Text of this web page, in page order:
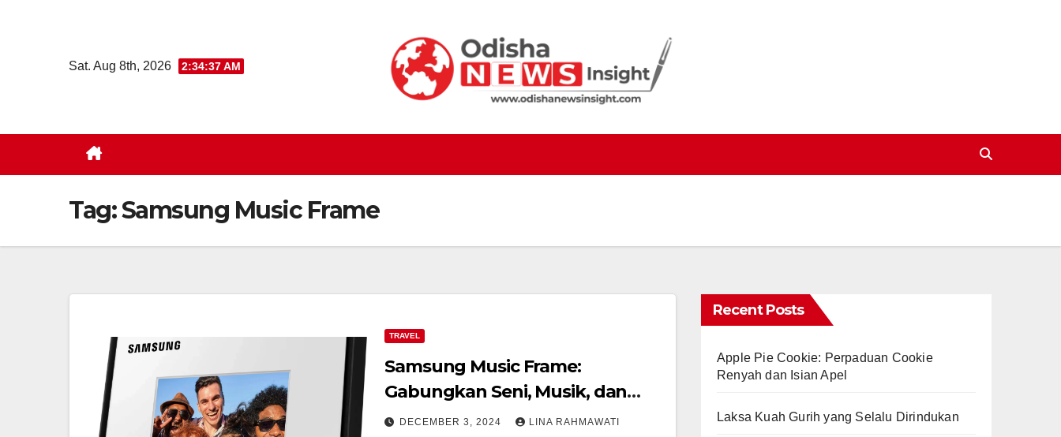
Sat. Aug 8th, 2026 2:34:37 AM
Tag:Samsung Music Frame
TRAVEL
Samsung Music Frame:
Gabungkan Seni, Musik, dan
Teknologi
DECEMBER 3, 2024 LINA RAHMAWATI
Recent Posts
Apple Pie Cookie: Perpaduan Cookie
Renyah dan Isian Apel
Laksa Kuah Gurih yang Selalu Dirindukan